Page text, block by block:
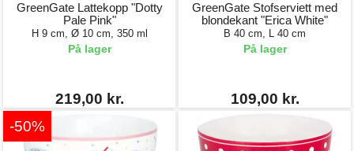
GreenGate Lattekopp "Dotty
Pale Pink"
H 9 cm, Ø 10 cm, 350 ml
På lager
219,00 kr.
GreenGate Stofserviett med
blondekant "Erica White"
B 40 cm, L 40 cm
På lager
109,00 kr.
-50%